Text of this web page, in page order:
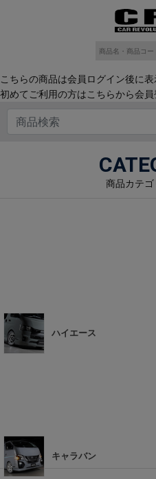
こちらの商品は会員ログイン後に表
初めてご利用の方はこちらから会員
商品カテ
ハイエース
キャラバン